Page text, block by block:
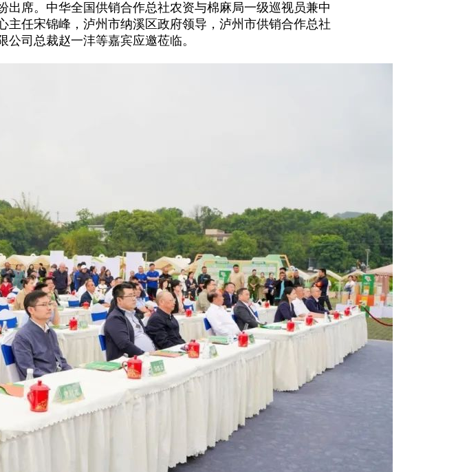
席。中华全国供销合作总社农资与棉麻局一级巡视员兼中
任宋锦峰，泸州市纳溪区政府领导，泸州市供销合作总社
司总裁赵一沣等嘉宾应邀莅临。